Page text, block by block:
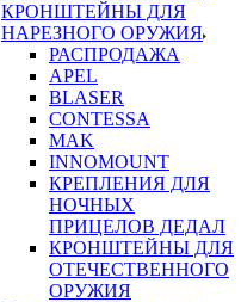
КРОНШТЕЙНЫ ДЛЯ
НАРЕЗНОГО ОРУЖИЯ
РАСПРОДАЖА
APEL
BLASER
CONTESSA
MAK
INNOMOUNT
КРЕПЛЕНИЯ ДЛЯ
НОЧНЫХ
ПРИЦЕЛОВ ДЕДАЛ
КРОНШТЕЙНЫ ДЛЯ
ОТЕЧЕСТВЕННОГО
ОРУЖИЯ